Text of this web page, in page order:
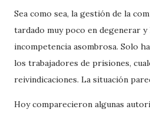
Sea como sea, la gestión de la
tardado muy poco en degenerar y
incompetencia asombrosa. Solo
los trabajadores de prisiones,
reivindicaciones. La situación
Hoy comparecieron algunas